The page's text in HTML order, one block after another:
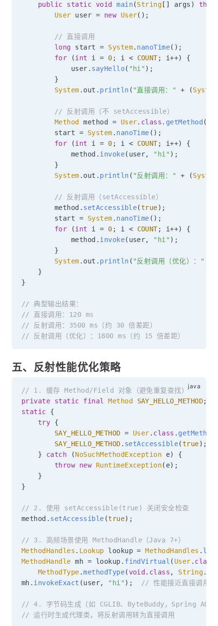
public static void main(String [ ] args )
User user = new User( ) ;
// 直接调用
long start = System. nanoTime( ) ;
for
(int i = 0 ; i < COUNT; i++)
{
            user
. sayHello( "hi" ) ;
}
System . out . println ( "直接调用：" + (System
// 反射调用（不 setAccessible）
Method
method = User. class . getMethod (
        start
= System . nanoTime ( ) ;
for
(int i = 0 ; i < COUNT; i++)
{
            method
. invoke( user, "hi" ) ;
}
System . out . println ( "反射调用：" + (System
// 反射调用（setAccessible）
        method
. setAccessible(true) ;
        start
= System . nanoTime ( ) ;
for
(int i = 0 ; i < COUNT; i++)
{
            method
. invoke( user, "hi" ) ;
}
System . out . println ( "反射调用（优化）："
}
}
// 典型输出结果：
// 直接调用：120 ms
// 反射调用：3500 ms（约 30 倍差距）
// 反射调用（优化）：1800 ms（约 15 倍差距）
五、反射性能优化策略
// 1. 缓存 Method/Field 对象（避免重复查找）
private
static final Method SAY_HELLO_METHOD;
static
{
try
{
SAY_HELLO_METHOD = User . class . getMethod
SAY_HELLO_METHOD . setAccessible(true) ;
}
catch (NoSuchMethodException e)
{
throw
new RuntimeException( e) ;
}
}
// 2. 使用 setAccessible(true) 关闭安全检查
method . setAccessible (true) ;
// 3. 高频场景使用 MethodHandle（Java 7+）
MethodHandles . Lookup lookup = MethodHandles .
MethodHandle mh = lookup . findVirtual ( User . class
MethodType .methodType(void . class , String.
mh . invokeExact (user, "hi" ) ; // 性能接近直接调用
// 4. 字节码生成（如 CGLIB、ByteBuddy，Spring AOP
// 运行时生成代理类，将反射调用转为直接调用